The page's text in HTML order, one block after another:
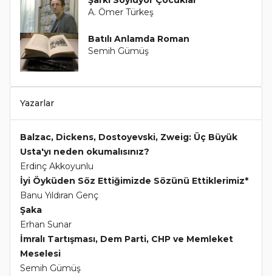
A. Ömer Türkeş
Batılı Anlamda Roman
Semih Gümüş
Yazarlar
Balzac, Dickens, Dostoyevski, Zweig: Üç Büyük
Usta'yı neden okumalısınız?
Erdinç Akkoyunlu
İyi Öyküden Söz Ettiğimizde Sözünü Ettiklerimiz*
Banu Yıldıran Genç
Şaka
Erhan Sunar
İmralı Tartışması, Dem Parti, CHP ve Memleket
Meselesi
Semih Gümüş